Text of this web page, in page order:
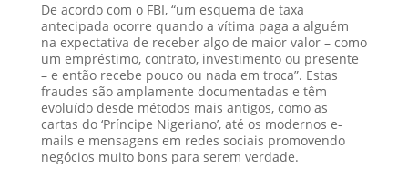
De acordo com o FBI, “um esquema de taxa
antecipada ocorre quando a vítima paga a alguém
na expectativa de receber algo de maior valor – como
um empréstimo, contrato, investimento ou presente
– e então recebe pouco ou nada em troca”. Estas
fraudes são amplamente documentadas e têm
evoluído desde métodos mais antigos, como as
cartas do ‘Príncipe Nigeriano’, até os modernos e-
mails e mensagens em redes sociais promovendo
negócios muito bons para serem verdade.